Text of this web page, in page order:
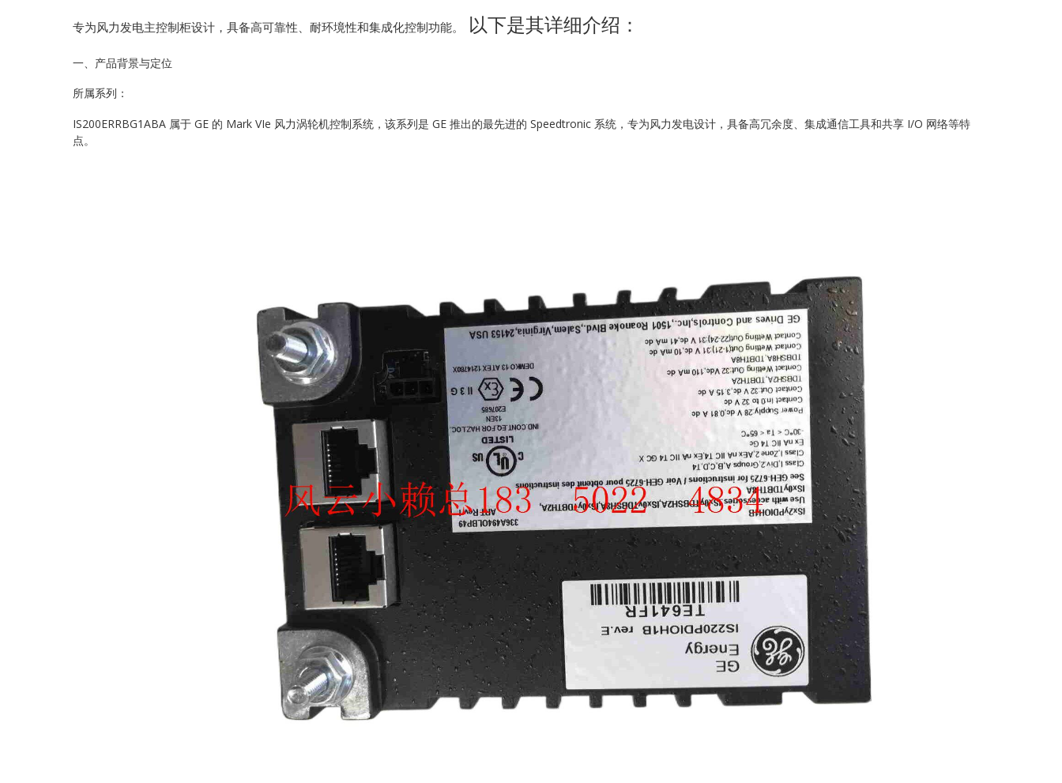
REXROTH
TRICONEX
Vibro-meter
WATLOW ANAFAZE
WOODWARD
专为风力发电主控制柜设计，具备高可靠性、耐环境性和集成化控制功能。 以下是其详细介绍：
一、产品背景与定位
所属系列：
IS200ERRBG1ABA 属于 GE 的 Mark VIe 风力涡轮机控制系统，该系列是 GE 推出的最先进的 Speedtronic 系统，专为风力发电设计，具备高冗余度、集成通信工具和共享 I/O 网络等特
点。